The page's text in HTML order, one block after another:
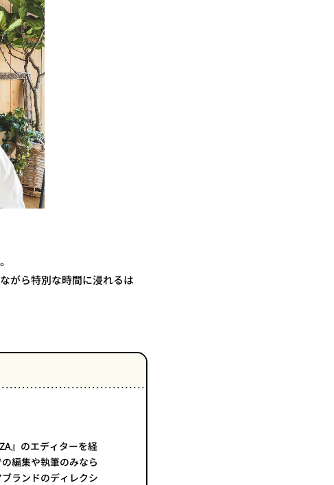
がら特別な時間に浸れるは
』のエディターを経
編集や執筆のみなら
ランドのディレクシ